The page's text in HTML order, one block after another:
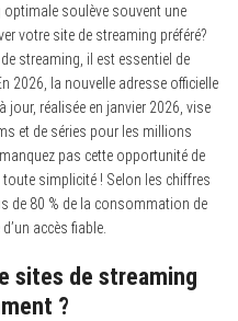
optimale soulève souvent une
votre site de streaming préféré?
streaming, il est essentiel de
En 2026, la nouvelle adresse officielle
jour, réalisée en janvier 2026, vise
et de séries pour les millions
pas cette opportunité de
simplicité ! Selon les chiffres
de 80 % de la consommation de
accès fiable.
sites de streaming
?